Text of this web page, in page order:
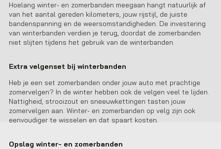
Hoelang winter- en zomerbanden meegaan hangt natuurlijk af
van het aantal gereden kilometers, jouw rijstijl, de juiste
bandenspanning en de weersomstandigheden. De investering
van winterbanden verdien je terug, doordat de zomerbanden
niet slijten tijdens het gebruik van de winterbanden.
Extra velgenset bij winterbanden
Heb je een set zomerbanden onder jouw auto met prachtige
zomervelgen? In de winter hebben ook de velgen veel te lijden.
Nattigheid, strooizout en sneeuwkettingen tasten jouw
zomervelgen aan. Winter- en zomerbanden op velg zijn ook
eenvoudiger te wisselen en dat spaart kosten.
Opslag winter- en zomerbanden